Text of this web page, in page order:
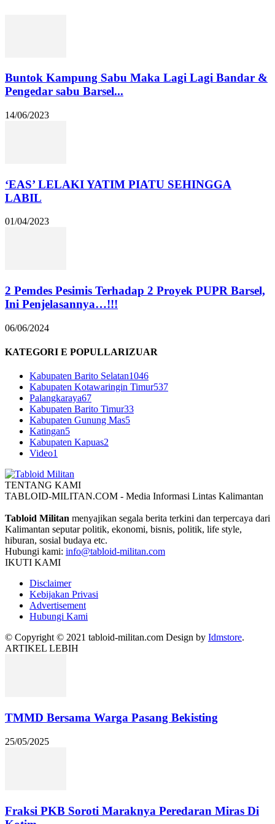
Buntok Kampung Sabu Maka Lagi Lagi Bandar &
Pengedar sabu Barsel...
14/06/2023
‘EAS’ LELAKI YATIM PIATU SEHINGGA
LABIL
01/04/2023
2 Pemdes Pesimis Terhadap 2 Proyek PUPR Barsel,
Ini Penjelasannya…!!!
06/06/2024
KATEGORI E POPULLARIZUAR
Kabupaten Barito Selatan1046
Kabupaten Kotawaringin Timur537
Palangkaraya67
Kabupaten Barito Timur33
Kabupaten Gunung Mas5
Katingan5
Kabupaten Kapuas2
Video1
TENTANG KAMI
TABLOID-MILITAN.COM - Media Informasi Lintas Kalimantan
Tabloid Militan menyajikan segala berita terkini dan terpercaya dari
Kalimantan seputar politik, ekonomi, bisnis, politik, life style,
hiburan, sosial budaya etc.
Hubungi kami: info@tabloid-militan.com
IKUTI KAMI
Disclaimer
Kebijakan Privasi
Advertisement
Hubungi Kami
© Copyright © 2021 tabloid-militan.com Design by Idmstore.
ARTIKEL LEBIH
TMMD Bersama Warga Pasang Bekisting
25/05/2025
Fraksi PKB Soroti Maraknya Peredaran Miras Di